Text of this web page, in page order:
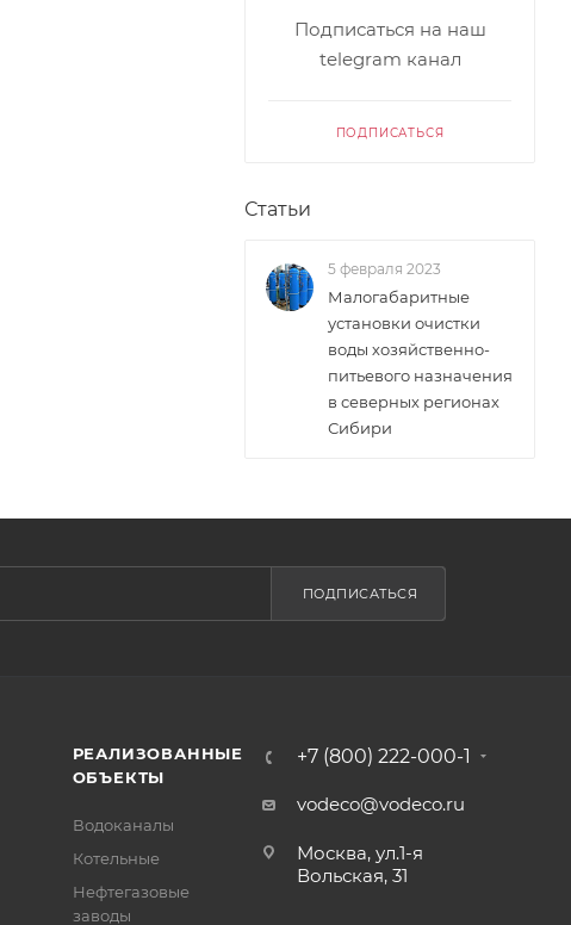
Подписаться на наш
telegram канал
ПОДПИСАТЬСЯ
Статьи
5 февраля 2023
Малогабаритные
установки очистки
воды хозяйственно-
питьевого назначения
в северных регионах
Сибири
ПОДПИСАТЬСЯ
РЕАЛИЗОВАННЫЕ
ОБЪЕКТЫ
Водоканалы
Котельные
Нефтегазовые
заводы
+7 (800) 222-000-1
vodeco@vodeco.ru
Москва, ул.1-я
Вольская, 31